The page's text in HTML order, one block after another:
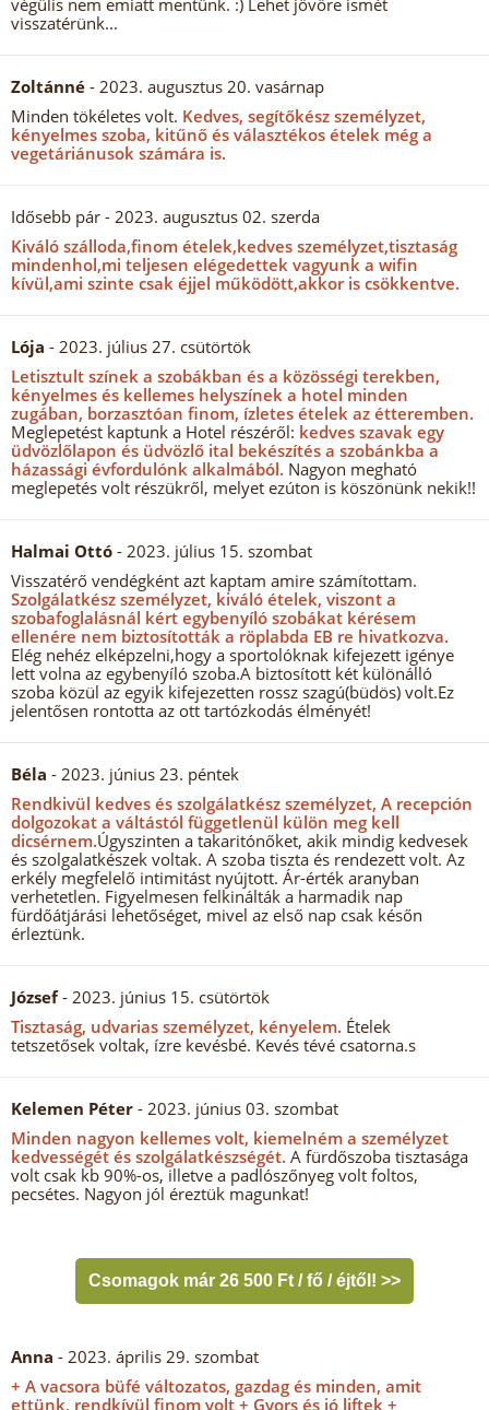
végülis nem emiatt mentünk. :) Lehet jövőre ismét
visszatérünk...
Zoltánné - 2023. augusztus 20. vasárnap
Minden tökéletes volt. Kedves, segítőkész személyzet,
kényelmes szoba, kitűnő és választékos ételek még a
vegetáriánusok számára is.
Idősebb pár - 2023. augusztus 02. szerda
Kiváló szálloda,finom ételek,kedves személyzet,tisztaság
mindenhol,mi teljesen elégedettek vagyunk a wifin
kívül,ami szinte csak éjjel működött,akkor is csökkentve.
Lója - 2023. július 27. csütörtök
Letisztult színek a szobákban és a közösségi terekben,
kényelmes és kellemes helyszínek a hotel minden
zugában, borzasztóan finom, ízletes ételek az étteremben.
Meglepetést kaptunk a Hotel részéről: kedves szavak egy
üdvözlőlapon és üdvözlő ital bekészítés a szobánkba a
házassági évfordulónk alkalmából. Nagyon megható
meglepetés volt részükről, melyet ezúton is köszönünk nekik!!
Halmai Ottó - 2023. július 15. szombat
Visszatérő vendégként azt kaptam amire számítottam.
Szolgálatkész személyzet, kiváló ételek, viszont a
szobafoglalásnál kért egybenyíló szobákat kérésem
ellenére nem biztosították a röplabda EB re hivatkozva.
Elég nehéz elképzelni,hogy a sportolóknak kifejezett igénye
lett volna az egybenyíló szoba.A biztosított két különálló
szoba közül az egyik kifejezetten rossz szagú(büdös) volt.Ez
jelentősen rontotta az ott tartózkodás élményét!
Béla - 2023. június 23. péntek
Rendkivül kedves és szolgálatkész személyzet, A recepción
dolgozokat a váltástól függetlenül külön meg kell
dicsérnem.Úgyszinten a takaritónőket, akik mindig kedvesek
és szolgalatkészek voltak. A szoba tiszta és rendezett volt. Az
erkély megfelelő intimitást nyújtott. Ár-érték aranyban
verhetetlen. Figyelmesen felkinálták a harmadik nap
fürdőátjárási lehetőséget, mivel az első nap csak későn
érleztünk.
József- 2023. június 15. csütörtök
Tisztaság, udvarias személyzet, kényelem. Ételek
tetszetősek voltak, ízre kevésbé. Kevés tévé csatorna.s
Kelemen Péter - 2023. június 03. szombat
Minden nagyon kellemes volt, kiemelném a személyzet
kedvességét és szolgálatkészségét. A fürdőszoba tisztasága
volt csak kb 90%-os, illetve a padlószőnyeg volt foltos,
pecsétes. Nagyon jól éreztük magunkat!
Csomagok már 26 500 Ft / fő / éjtől! >>
Anna - 2023. április 29. szombat
+ A vacsora büfé változatos, gazdag és minden, amit
ettünk, rendkívül finom volt + Gyors és jó liftek +